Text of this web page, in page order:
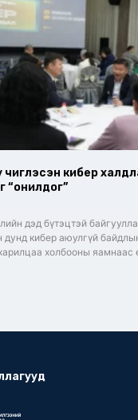
чиглэсэн кибер
“онилдог”
дэд бүтэцтэй
дунд кибер аюулгүй
холбооны яамнаас